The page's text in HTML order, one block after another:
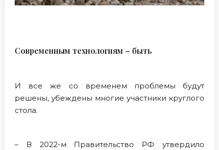
Современным технологиям – быть
И все же со временем проблемы будут
решены, убеждены многие участники круглого
стола.
– В 2022-м Правительство РФ утвердило